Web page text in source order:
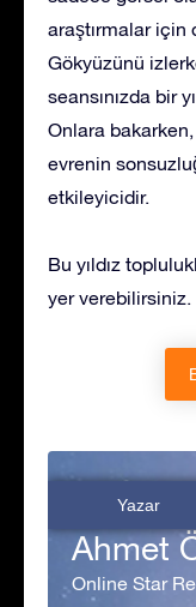
araştırmalar için
Gökyüzünü
seansınızda bir
Onlara
evrenin
etkileyicidir.
Bu yıldız
yer verebilirsiniz.
Yazar
Ahmet
Online Star